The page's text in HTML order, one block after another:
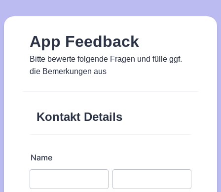
App Feedback
Bitte bewerte folgende Fragen und fülle ggf.
die Bemerkungen aus
Kontakt Details
Name